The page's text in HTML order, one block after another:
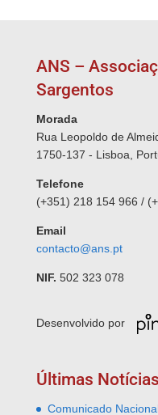
ANS –
Sargentos
Morada
Rua Leopoldo de
1750-137 - Lisboa,
Telefone
(+351) 218 154 966 /
Email
contacto@ans.pt
NIF. 502 323 078
Desenvolvido por
Últimas Notícias
Comunicado